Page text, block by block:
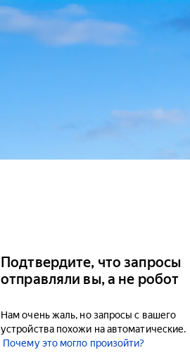
Подтвердите, что запросы
отправляли вы, а не робот
Нам очень жаль, но запросы с вашего
устройства похожи на автоматические.
Почему это могло произойти?